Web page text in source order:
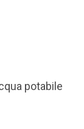
potabile